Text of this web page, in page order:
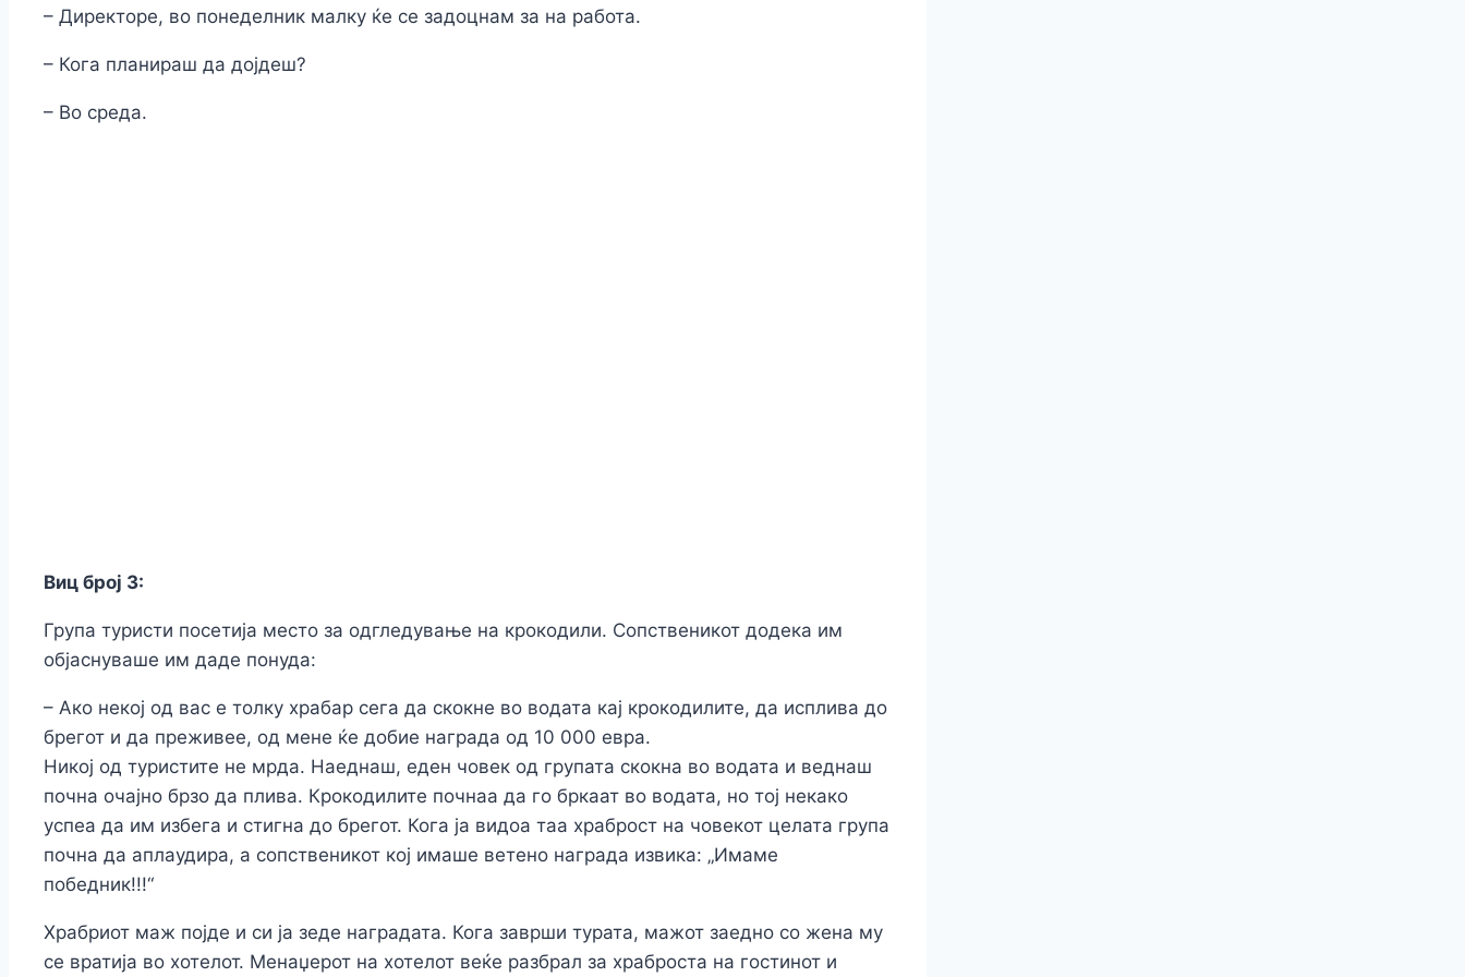
– Директоре, во понеделник малку ќе се задоцнам за на работа.
– Кога планираш да дојдеш?
– Во среда.
Виц број 3:
Група туристи посетија место за одгледување на крокодили. Сопственикот додека им
објаснуваше им даде понуда:
– Ако некој од вас е толку храбар сега да скокне во водата кај крокодилите, да исплива до
брегот и да преживее, од мене ќе добие награда од 10 000 евра.
Никој од туристите не мрда. Наеднаш, еден човек од групата скокна во водата и веднаш
почна очајно брзо да плива. Крокодилите почнаа да го бркаат во водата, но тој некако
успеа да им избега и стигна до брегот. Кога ја видоа таа храброст на човекот целата група
почна да аплаудира, а сопственикот кој имаше ветено награда извика: „Имаме
победник!!!“
Храбриот маж појде и си ја зеде наградата. Кога заврши турата, мажот заедно со жена му
се вратија во хотелот. Менаџерот на хотелот веќе разбрал за храброста на гостинот и